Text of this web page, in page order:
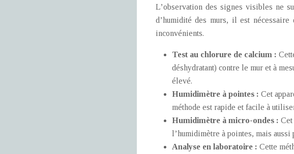
L’observation des signes visibles ne
d’humidité des murs, il est nécessaire
inconvénients.
Test au chlorure de calcium :
déshydratant) contre le mur et à
élevé.
Humidimètre à pointes : Cet
méthode est rapide et facile à
Humidimètre à micro-ondes : Cet
l’humidimètre à pointes, mais aussi
Analyse en laboratoire : Cette